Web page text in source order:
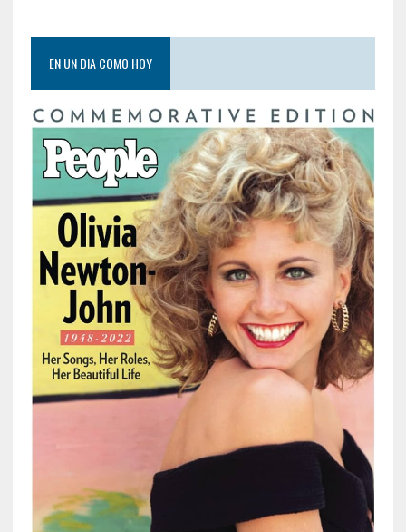
EN UN DIA COMO HOY